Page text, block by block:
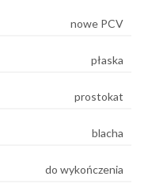
nowe PCV
płaska
prostokat
blacha
do wykończenia